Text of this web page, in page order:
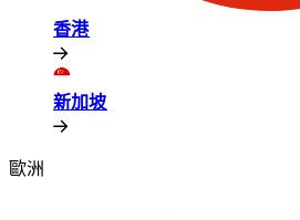
香港​​
新加坡​​
歐洲​​